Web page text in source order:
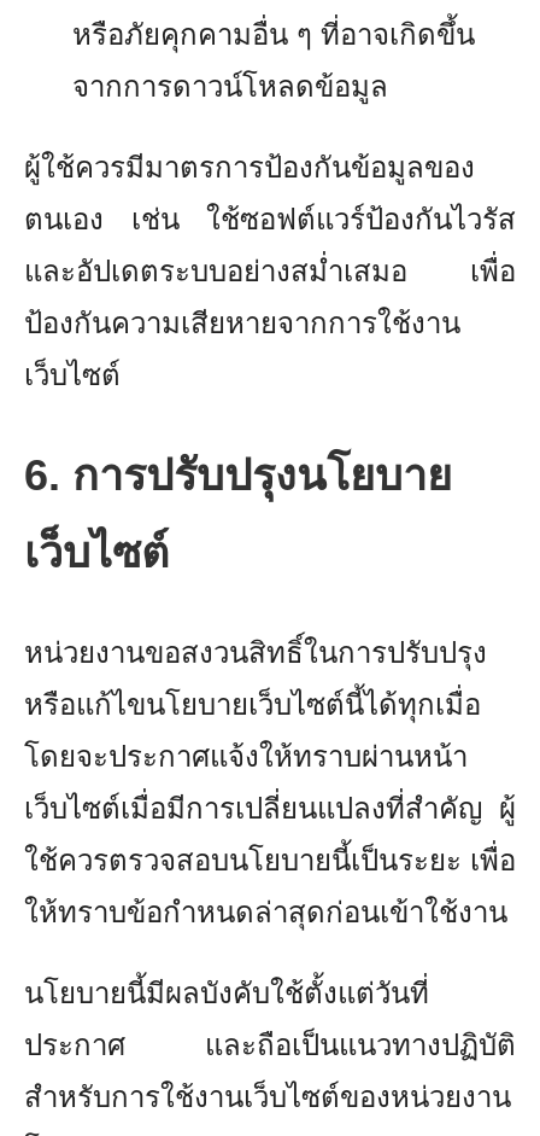
หรือภัยคุกคามอื่น ๆ ที่อาจเกิดขึ้น
จากการดาวน์โหลดข้อมูล
ผู้ใช้ควรมีมาตรการป้องกันข้อมูลของ
ตนเอง เช่น ใช้ซอฟต์แวร์ป้องกันไวรัส
และอัปเดตระบบอย่างสม่ำเสมอ เพื่อ
ป้องกันความเสียหายจากการใช้งาน
เว็บไซต์
6. การปรับปรุงนโยบาย
เว็บไซต์
หน่วยงานขอสงวนสิทธิ์ในการปรับปรุง
หรือแก้ไขนโยบายเว็บไซต์นี้ได้ทุกเมื่อ
โดยจะประกาศแจ้งให้ทราบผ่านหน้า
เว็บไซต์เมื่อมีการเปลี่ยนแปลงที่สำคัญ ผู้
ใช้ควรตรวจสอบนโยบายนี้เป็นระยะ เพื่อ
ให้ทราบข้อกำหนดล่าสุดก่อนเข้าใช้งาน
นโยบายนี้มีผลบังคับใช้ตั้งแต่วันที่
ประกาศ และถือเป็นแนวทางปฏิบัติ
สำหรับการใช้งานเว็บไซต์ของหน่วยงาน